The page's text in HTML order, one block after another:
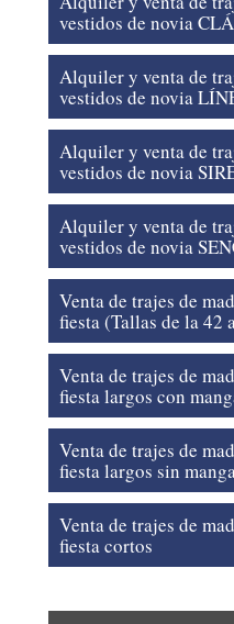
vestidos de novia
Alquiler y venta de
vestidos de novia
Alquiler y venta de
vestidos de novia
Alquiler y venta de
vestidos de novia
Venta de trajes de
fiesta (Tallas de la 42
Venta de trajes de
fiesta largos con
Venta de trajes de
fiesta largos sin
Venta de trajes de
fiesta cortos